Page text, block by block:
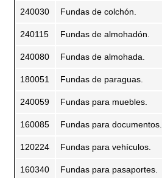
240030 Fundas de colchón.
240115 Fundas de almohadón.
240080 Fundas de almohada.
180051 Fundas de paraguas.
240059 Fundas para muebles.
160085 Fundas para documentos.
120224 Fundas para vehículos.
160340 Fundas para pasaportes.